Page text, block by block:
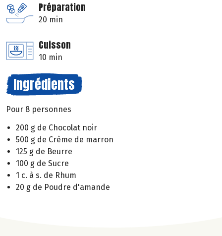
Préparation
20 min
Cuisson
10 min
Ingrédients
Pour 8 personnes
200 g de Chocolat noir
500 g de Crème de marron
125 g de Beurre
100 g de Sucre
1 c. à s. de Rhum
20 g de Poudre d'amande